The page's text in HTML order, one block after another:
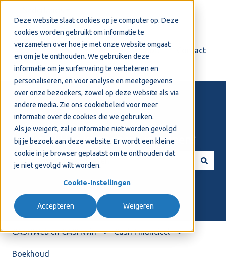
Deze website slaat cookies op je computer op. Deze
cookies worden gebruikt om informatie te
verzamelen over hoe je met onze website omgaat
en om je te onthouden. We gebruiken deze
informatie om je surfervaring te verbeteren en
personaliseren, en voor analyse en meetgegevens
over onze bezoekers, zowel op deze website als via
andere media. Zie ons cookiebeleid voor meer
informatie over de cookies die we gebruiken.
Als je weigert, zal je informatie niet worden gevolgd
bij je bezoek aan deze website. Er wordt een kleine
cookie in je browser geplaatst om te onthouden dat
je niet gevolgd wilt worden.
Cookie-instellingen
Accepteren Weigeren
Support Contact
Welkom! Hoe kunnen we je helpen?
CASHWeb en CASHWin Cash Financieel
Boekhoud